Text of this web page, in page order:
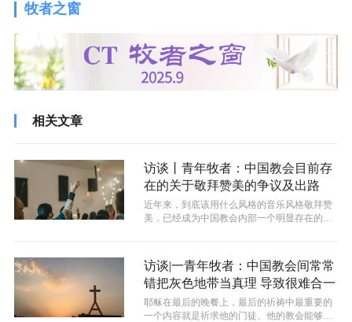
牧者之窗
相关文章
访谈丨青年牧者：中国教会目前存
在的关于敬拜赞美的争议及出路
近年来，到底该用什么风格的音乐风格敬拜赞
美，已经成为中国教会内部一个明显存在的争
访谈|一青年牧者：中国教会间常常
错把灰色地带当真理 导致很难合一
耶稣在最后的晚餐上，最后的祈祷中最重要的
一个内容就是祈求他的门徒、他的教会能够合